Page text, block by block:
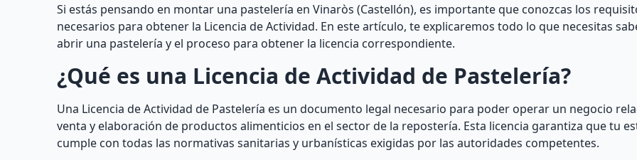
Si estás pensando en montar una pastelería en Vinaròs (Castellón), es importante que conozcas los
necesarios para obtener la Licencia de Actividad. En este artículo, te explicaremos todo lo que necesitas
abrir una pastelería y el proceso para obtener la licencia correspondiente.
¿Qué es una Licencia de Actividad de Pastelería?
Una Licencia de Actividad de Pastelería es un documento legal necesario para poder operar un negocio
venta y elaboración de productos alimenticios en el sector de la repostería. Esta licencia garantiza que tu
cumple con todas las normativas sanitarias y urbanísticas exigidas por las autoridades competentes.